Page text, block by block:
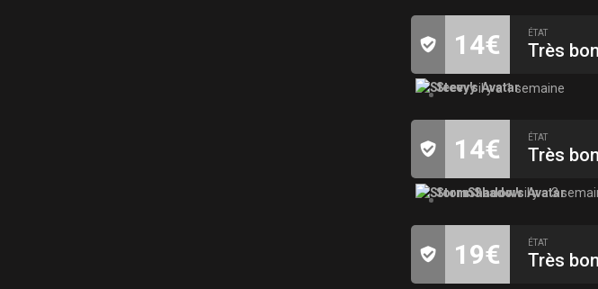
14€ ÉTAT
Très bon
Steevyil y a 1 semaine
14€ ÉTAT
Très bon
StormShadowil y a 3
19€ ÉTAT
Très bon